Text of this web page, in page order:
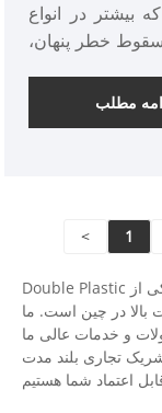
بیشتر در انواع
سقوط خطر پنهان،
ایمنی دارای
در برابر ضربه،
مطلب
< 1
Double Plastic سال‌هاست که شبکه ایمنی را تولید می‌کند و یکی از
بالا در چین است. ما
و خدمات عالی ما
تجاری بلند مدت